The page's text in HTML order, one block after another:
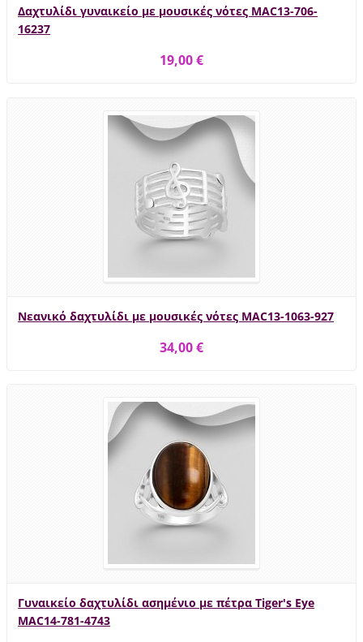
Δαχτυλίδι γυναικείο με μουσικές νότες MAC13-706-
16237
19,00 €
Νεανικό δαχτυλίδι με μουσικές νότες MAC13-1063-927
34,00 €
Γυναικείο δαχτυλίδι ασημένιο με πέτρα Tiger's Eye
MAC14-781-4743